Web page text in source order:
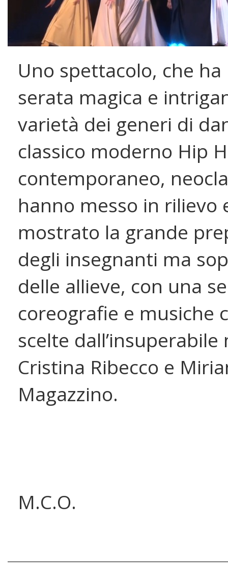
Uno spettacolo, che ha
serata magica e
varietà dei generi di
classico moderno Hip
contemporaneo,
hanno messo in rilievo
mostrato la grande
degli insegnanti ma
delle allieve, con una
coreografie e musiche
scelte dall’insuperabile
Cristina Ribecco e
Magazzino.
M.C.O.